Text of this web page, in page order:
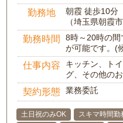
勤務地
朝霞 徒歩10分
（埼玉県朝霞
勤務時間
8時～20時の間
が可能です。(
仕事内容
キッチン、ト
グ、その他の
契約形態 業務委託
土日祝のみOK スキマ時間勤